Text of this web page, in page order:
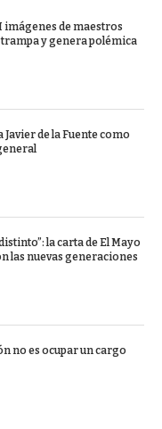
imágenes de maestros
trampa y genera polémica
Javier de la Fuente como
la carta de El Mayo
las nuevas generaciones
no es ocupar un cargo